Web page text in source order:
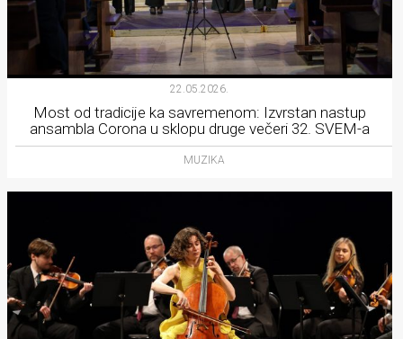
22.05.2026.
Most od tradicije ka savremenom: Izvrstan nastup
ansambla Corona u sklopu druge večeri 32. SVEM-a
MUZIKA